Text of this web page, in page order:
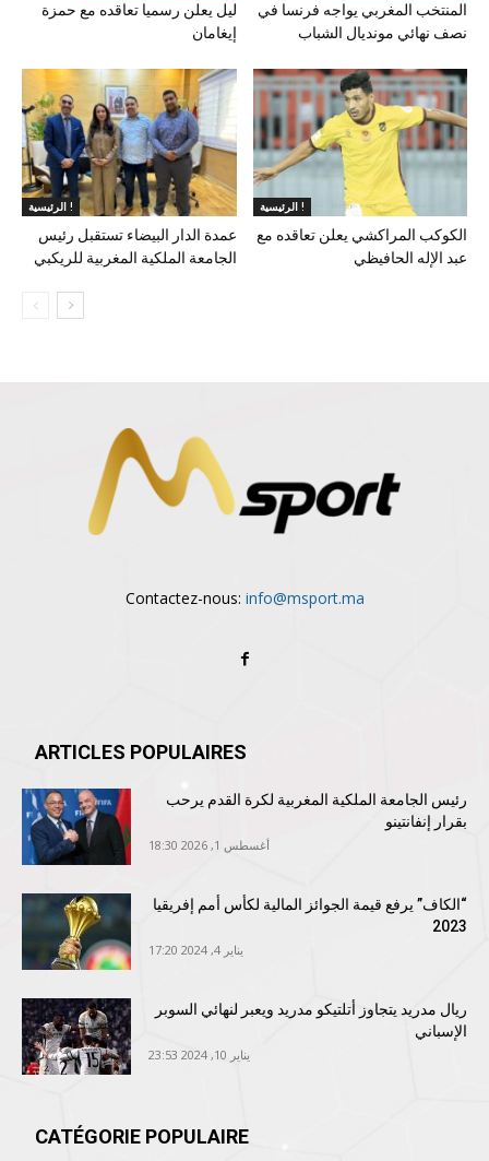
ليل يعلن رسميا تعاقده مع حمزة
إيغامان
المنتخب المغربي يواجه فرنسا في
نصف نهائي مونديال الشباب
الرئيسية !
عمدة الدار البيضاء تستقبل رئيس
الجامعة الملكية المغربية للريكبي
الرئيسية !
الكوكب المراكشي يعلن تعاقده مع
عبد الإله الحافيظي
Contactez-nous: info@msport.ma
ARTICLES POPULAIRES
رئيس الجامعة الملكية المغربية لكرة القدم يرحب
بقرار إنفانتينو
أغسطس 1, 2026 18:30
“الكاف” يرفع قيمة الجوائز المالية لكأس أمم إفريقيا
2023
يناير 4, 2024 17:20
ريال مدريد يتجاوز أتلتيكو مدريد ويعبر لنهائي السوبر
الإسباني
يناير 10, 2024 23:53
CATÉGORIE POPULAIRE